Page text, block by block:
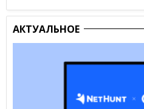
АКТУАЛЬНОЕ